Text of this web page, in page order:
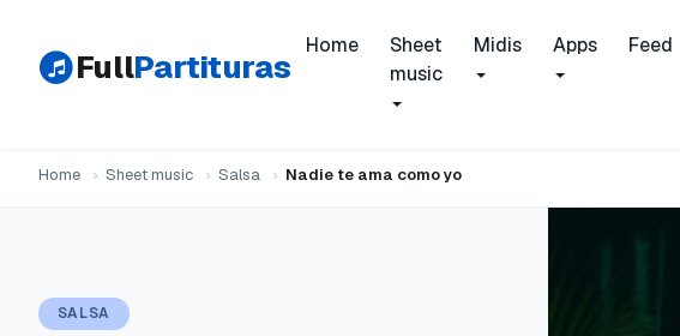
FullPartituras
Home
Sheet
music
Midis Apps Feed
Home › Sheet music › Salsa › Nadie te ama como yo
SALSA